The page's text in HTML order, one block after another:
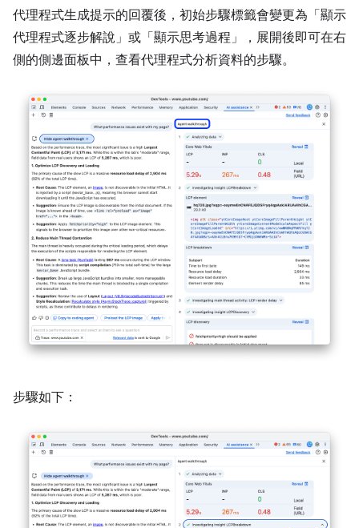
代理程式生成提示的回覆後，初始步驟標籤會變更為「顯示
代理程式逐步解說」 或「顯示思考過程」
，展開後即可在右
側的側邊面板中，查看代理程式分析資料的步驟。
步驟如下：